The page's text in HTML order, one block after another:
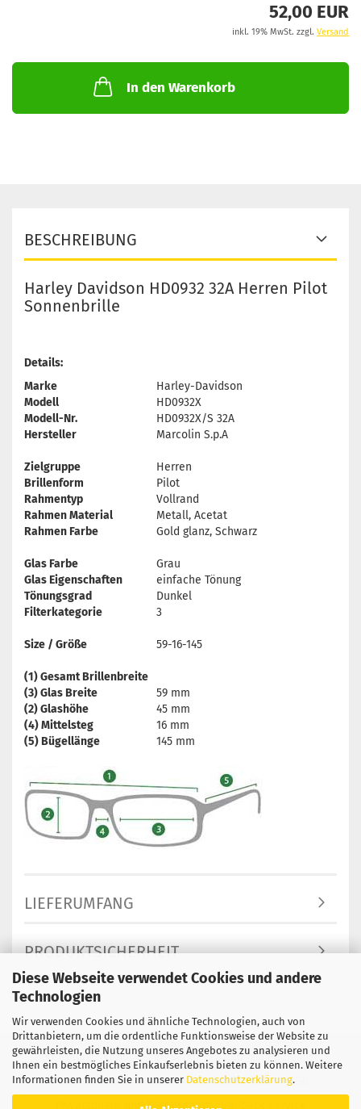
Diese Webseite verwendet Cookies und andere
Technologien
Wir verwenden Cookies und ähnliche Technologien, auch von
Drittanbietern, um die ordentliche Funktionsweise der Website zu
gewährleisten, die Nutzung unseres Angebotes zu analysieren und
Ihnen ein bestmögliches Einkaufserlebnis bieten zu können. Weitere
Informationen finden Sie in unserer Datenschutzerklärung.
52,00 EUR
inkl. 19% MwSt. zzgl. Versand
In den Warenkorb
BESCHREIBUNG
Harley Davidson HD0932 32A Herren Pilot
Sonnenbrille
Details:
Marke
Harley-Davidson
Modell
HD0932X
Modell-Nr.
HD0932X/S 32A
Hersteller
Marcolin S.p.A
Zielgruppe
Herren
Brillenform
Pilot
Rahmentyp
Vollrand
Rahmen Material
Metall, Acetat
Rahmen Farbe
Gold glanz, Schwarz
Glas Farbe
Grau
Glas Eigenschaften
einfache Tönung
Tönungsgrad
Dunkel
Filterkategorie
3
Size / Größe 59-16-145
(1) Gesamt Brillenbreite
(3) Glas Breite
59 mm
(2) Glashöhe
45 mm
(4) Mittelsteg
16 mm
(5) Bügellänge
145 mm
LIEFERUMFANG
PRODUKTSICHERHEIT
Impressum Kontakt
Versand- & Zahlungsbedingungen
Widerrufsrecht & Muster-Widerrufsformular
AGB
Privatsphäre und Datenschutz
Callback Service